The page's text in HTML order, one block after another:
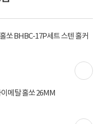
쏘 BHBC-17P세트 스텐 홀커
메탈 홀쏘 26MM
원 즉시할인
20,000원 즉시할인
5% 즉시할인 (800,000원 이